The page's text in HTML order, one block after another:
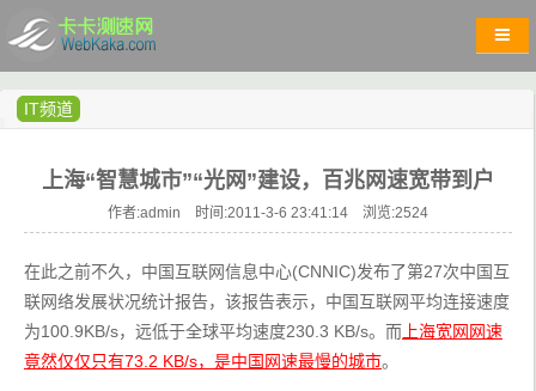
IT频道
上海“智慧城市”“光网”建设，百兆网速宽带到户
作者:admin 时间:2011-3-6 23:41:14 浏览:2524
在此之前不久，中国互联网信息中心(CNNIC)发布了第27次中国互
联网络发展状况统计报告，该报告表示，中国互联网平均连接速度
为100.9KB/s，远低于全球平均速度230.3 KB/s。而 上海宽网网速
竟然仅仅只有73.2 KB/s，是中国网速最慢的城市。